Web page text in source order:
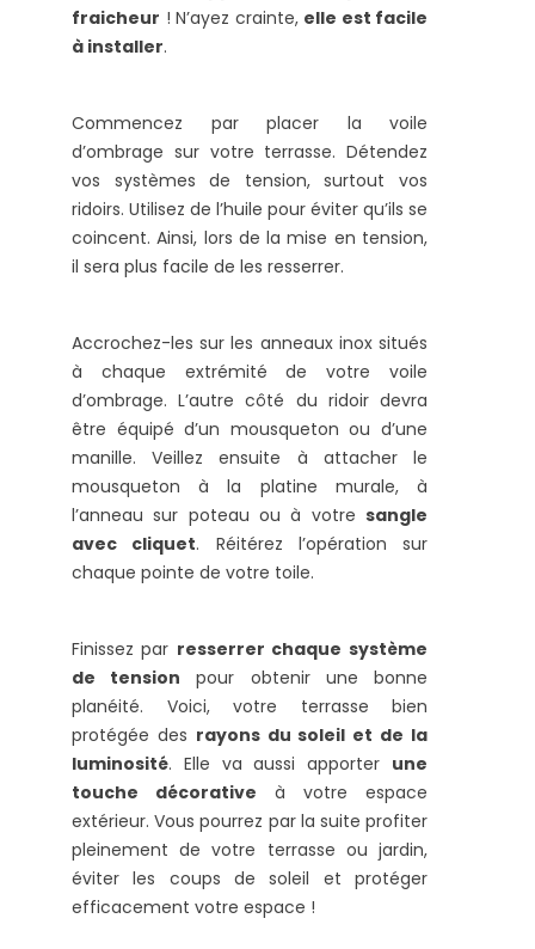
fraicheur ! N’ayez crainte, elle est facile
à installer.
Commencez par placer la voile
d’ombrage sur votre terrasse. Détendez
vos systèmes de tension, surtout vos
ridoirs. Utilisez de l’huile pour éviter qu’ils se
coincent. Ainsi, lors de la mise en tension,
il sera plus facile de les resserrer.
Accrochez-les sur les anneaux inox situés
à chaque extrémité de votre voile
d’ombrage. L’autre côté du ridoir devra
être équipé d’un mousqueton ou d’une
manille. Veillez ensuite à attacher le
mousqueton à la platine murale, à
l’anneau sur poteau ou à votre sangle
avec cliquet. Réitérez l’opération sur
chaque pointe de votre toile.
Finissez par resserrer chaque système
de tension pour obtenir une bonne
planéité. Voici, votre terrasse bien
protégée des rayons du soleil et de la
luminosité. Elle va aussi apporter une
touche décorative à votre espace
extérieur. Vous pourrez par la suite profiter
pleinement de votre terrasse ou jardin,
éviter les coups de soleil et protéger
efficacement votre espace !